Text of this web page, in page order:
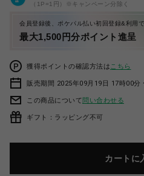
（1P=1円）※キャンペーン分除く
会員登録後、ポケパル払い初回登録&利用で
最大1,500円分ポイント進呈
獲得ポイントの確認方法は こちら
販売期間 2025年09月19日 17時00
この商品について問い合わせる
ギフト：ラッピング不可
カートに